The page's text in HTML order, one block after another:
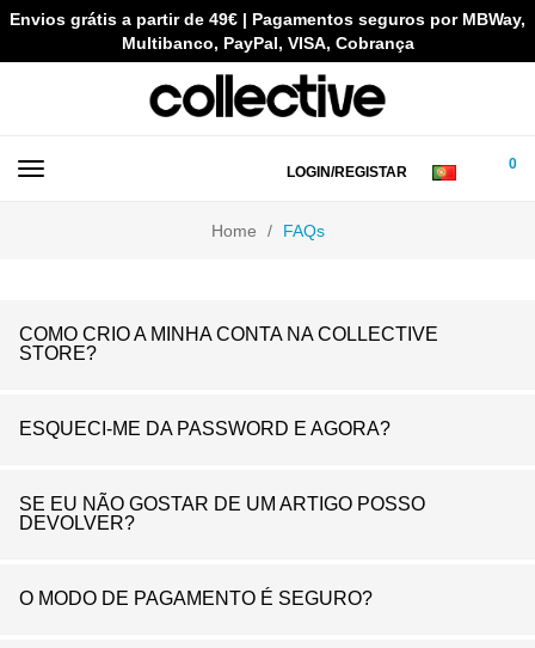
Envios grátis a partir de 49€ | Pagamentos seguros por MBWay,
Multibanco, PayPal, VISA, Cobrança
LOGIN/REGISTAR 0
Home FAQs
COMO CRIO A MINHA CONTA NA COLLECTIVE
STORE?
ESQUECI-ME DA PASSWORD E AGORA?
SE EU NÃO GOSTAR DE UM ARTIGO POSSO
DEVOLVER?
O MODO DE PAGAMENTO É SEGURO?